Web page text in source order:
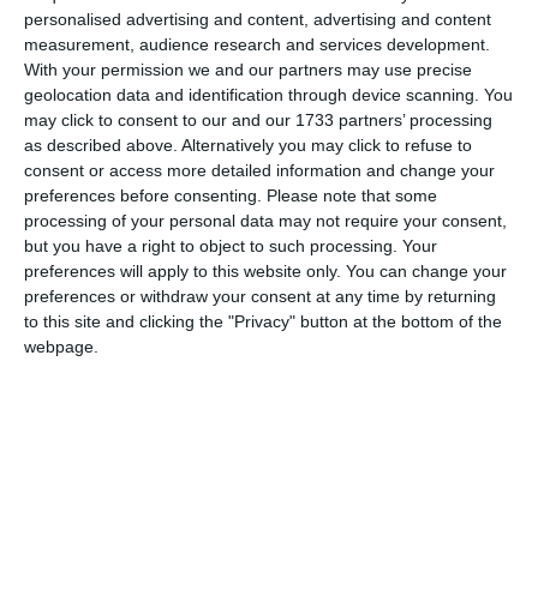
personalised advertising and content, advertising and content
measurement, audience research and services development.
With your permission we and our partners may use precise
geolocation data and identification through device scanning. You
may click to consent to our and our 1733 partners’ processing
as described above. Alternatively you may click to refuse to
consent or access more detailed information and change your
preferences before consenting.
Please note that some
processing of your personal data may not require your consent,
but you have a right to object to such processing. Your
preferences will apply to this website only. You can change your
preferences or withdraw your consent at any time by returning
to this site and clicking the "Privacy" button at the bottom of the
webpage.
Mediterană” utilizează arta ca limbaj universal pentru a
celebra diversitatea culturală. Inițiativa este derulată în
parteneriat cu Universitatea „Namık Kemal” din Tekirdağ,
Universitatea din Ioannina și Universitatea „Konstantin
Preslavsky” din Shumen.